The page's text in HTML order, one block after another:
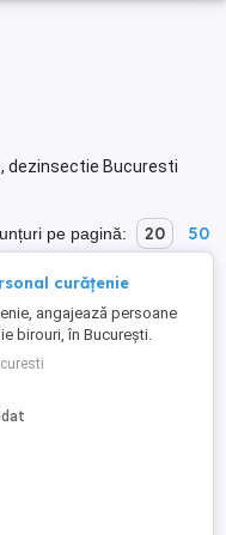
dezinsectie Bucuresti
pe pagină: 20 50
curățenie
angajează persoane
birouri, în București.
de 4 ore, dimineața, detalii